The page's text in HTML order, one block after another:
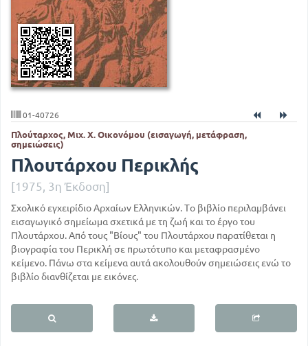
01-40726
Πλούταρχος, Μιχ. Χ. Οικονόμου (εισαγωγή, μετάφραση,
σημειώσεις)
Πλουτάρχου Περικλής
[1975, 3η Έκδοση]
Σχολικό εγχειρίδιο Αρχαίων Ελληνικών. Το βιβλίο περιλαμβάνει
εισαγωγικό σημείωμα σχετικά με τη ζωή και το έργο του
Πλουτάρχου. Από τους "Βίους" του Πλουτάρχου παρατίθεται η
βιογραφία του Περικλή σε πρωτότυπο και μεταφρασμένο
κείμενο. Πάνω στα κείμενα αυτά ακολουθούν σημειώσεις ενώ το
βιβλίο διανθίζεται με εικόνες.